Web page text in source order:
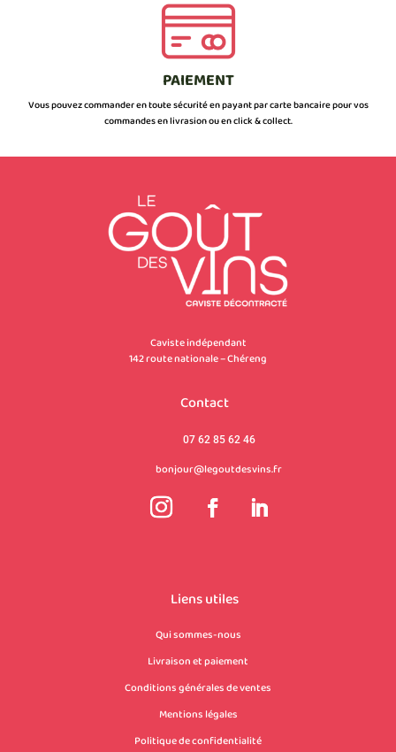
PAIEMENT
Vous pouvez commander en toute sécurité en payant par carte bancaire pour vos
commandes en livrasion ou en click & collect.
Caviste indépendant
142 route nationale – Chéreng
Contact
07 62 85 62 46
bonjour@legoutdesvins.fr
Liens utiles
Qui sommes-nous
Livraison et paiement
Conditions générales de ventes
Mentions légales
Politique de confidentialité